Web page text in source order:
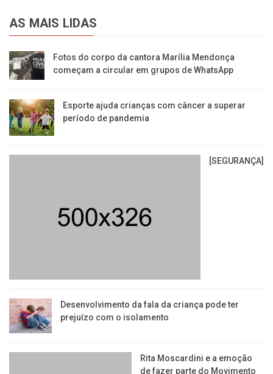
AS MAIS LIDAS
Fotos do corpo da cantora Marília Mendonça
começam a circular em grupos de WhatsApp
Esporte ajuda crianças com câncer a superar
período de pandemia
[SEGURANÇA]
Desenvolvimento da fala da criança pode ter
prejuízo com o isolamento
Rita Moscardini e a emoção
de fazer parte do Movimento